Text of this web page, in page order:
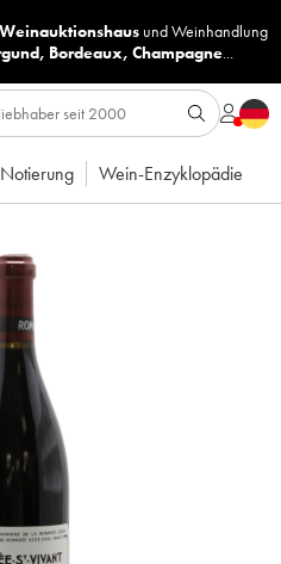
undWeinhandlung
, Bordeaux, Champagne...
Notierung Wein-Enzyklopädie